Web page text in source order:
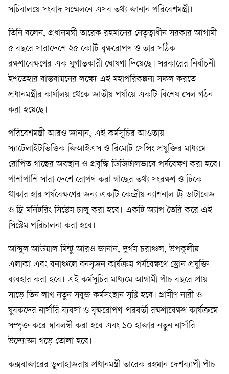
সচিবালয়ে সংবাদ সম্মেলনে এসব তথ্য জানান পরিবেশমন্ত্রী।
তিনি বলেন, প্রধানমন্ত্রী তারেক রহমানের নেতৃত্বাধীন সরকার আগামী
৫ বছরে সারাদেশে ২৫ কোটি বৃক্ষরোপণ ও তার সঠিক
রক্ষণাবেক্ষণের এক যুগান্তকারী ঘোষণা দিয়েছে। সরকারের নির্বাচনী
ইশতেহার বাস্তবায়নের লক্ষ্যে এই মহাপরিকল্পনা সফল করতে
প্রধানমন্ত্রীর কার্যালয় থেকে জাতীয় পর্যায়ে একটি বিশেষ সেল গঠন
করা হয়েছে।
পরিবেশমন্ত্রী আরও জানান, এই কর্মসূচির আওতায়
স্যাটেলাইটভিত্তিক জিআইএস ও রিমোট সেন্সিং প্রযুক্তির মাধ্যমে
রোপিত গাছের অবস্থান ও প্রবৃদ্ধি ডিজিটালভাবে পর্যবেক্ষণ করা হবে।
পাশাপাশি সারা দেশে রোপণ করা গাছের তথ্য সংরক্ষণ ও টিকে
থাকার হার পর্যবেক্ষণের জন্য একটি কেন্দ্রীয় ন্যাশনাল ট্রি ডাটাবেজ
ও ট্রি মনিটরিং সিস্টেম চালু করা হবে। একটি অ্যাপ তৈরি করে এই
সিস্টেম পরিচালনা করা হবে।
আব্দুল আউয়াল মিন্টু আরও জানান, দুর্গম চরাঞ্চল, উপকূলীয়
এলাকা এবং বনাঞ্চলে বনসৃজন কার্যক্রম পর্যবেক্ষণে ড্রোন প্রযুক্তি
ব্যবহার করা হবে। এই কর্মসূচির মাধ্যমে আগামী পাঁচ বছরে প্রায়
সাড়ে তিন লাখ নতুন সবুজ কর্মসংস্থান সৃষ্টি হবে। গ্রামীণ নারী ও
যুবকদের নার্সারি ব্যবসা ও বৃক্ষরোপণ-পরবর্তী রক্ষণাবেক্ষণ কার্যক্রমে
সম্পৃক্ত করে স্বাবলম্বী করা হবে এবং ১০ হাজার নতুন নার্সারি
উদ্যোক্তা গড়ে তোলা হবে।
কক্সবাজারের ডুলাহাজরায় প্রধানমন্ত্রী তারেক রহমান দেশব্যাপী পাঁচ